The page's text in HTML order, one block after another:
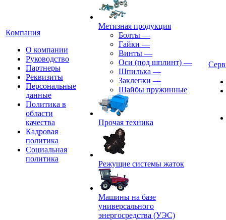
Компания
О компании
Руководство
Партнеры
Реквизиты
Персональные
данные
Политика в
области
качества
Кадровая
политика
Социальная
политика
Метизная продукция
Болты —
Гайки —
Винты —
Оси (под шплинт) —
Шпилька —
Заклепки —
Шайбы пружинные
Прочая техника
Режущие системы жаток
Машины на базе
универсального
энергосредства (УЭС)